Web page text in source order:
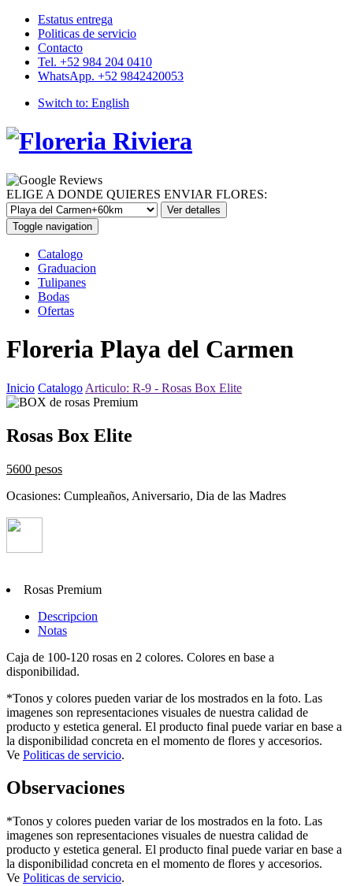
Estatus entrega
Politicas de servicio
Contacto
Tel. +52 984 204 0410
WhatsApp. +52 9842420053
Switch to: English
ELIGE A DONDE QUIERES ENVIAR FLORES:
Toggle navigation
Catalogo
Graduacion
Tulipanes
Bodas
Ofertas
Floreria Playa del Carmen
Inicio Catalogo Articulo: R-9 - Rosas Box Elite
Rosas Box Elite
5600 pesos
Ocasiones: Cumpleaños, Aniversario, Dia de las Madres
Rosas Premium
Descripcion
Notas
Caja de 100-120 rosas en 2 colores. Colores en base a
disponibilidad.
*Tonos y colores pueden variar de los mostrados en la foto. Las
imagenes son representaciones visuales de nuestra calidad de
producto y estetica general. El producto final puede variar en base a
la disponibilidad concreta en el momento de flores y accesorios.
Ve Politicas de servicio.
Observaciones
*Tonos y colores pueden variar de los mostrados en la foto. Las
imagenes son representaciones visuales de nuestra calidad de
producto y estetica general. El producto final puede variar en base a
la disponibilidad concreta en el momento de flores y accesorios.
Ve Politicas de servicio.